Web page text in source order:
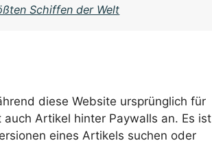
Schiffen der Welt
diese Website ursprünglich für
Artikel hinter Paywalls an. Es ist
eines Artikels suchen oder